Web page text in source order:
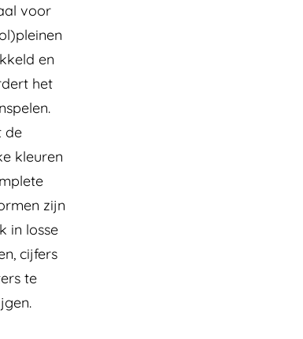
voor
en
het
de
kleuren
zijn
in losse
cijfers
te